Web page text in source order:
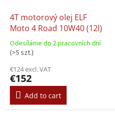
4T motorový olej ELF
Moto 4 Road 10W40 (12l)
Odesíláme do 2 pracovních dní
(>5 szt.)
€124 excl. VAT
€152
Add to cart